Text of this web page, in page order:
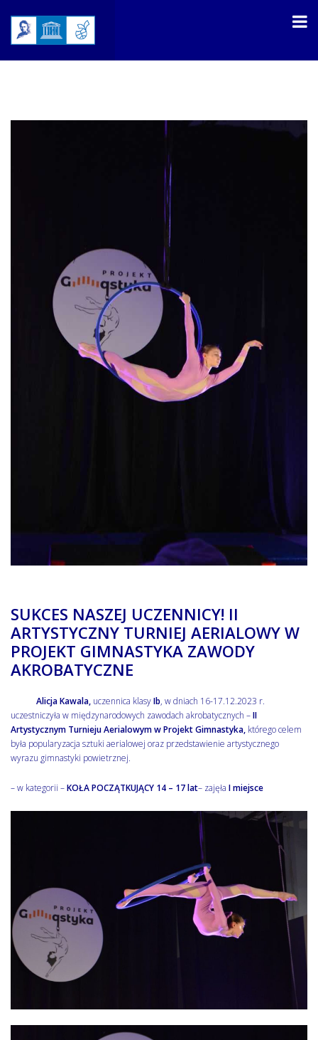
SUKCES NASZEJ UCZENNICY! II
ARTYSTYCZNY TURNIEJ AERIALOWY W
PROJEKT GIMNASTYKA ZAWODY
AKROBATYCZNE
Alicja Kawala, uczennica klasyIb, w dniach 16-17.12.2023 r.
uczestniczyła w międzynarodowych zawodach akrobatycznych –II
Artystycznym Turnieju Aerialowym w Projekt Gimnastyka, którego celem
była popularyzacja sztuki aerialowej oraz przedstawienie artystycznego
wyrazu gimnastyki powietrznej.
– w kategorii –KOŁA POCZĄTKUJĄCY 14 – 17 lat– zajęła I miejsce